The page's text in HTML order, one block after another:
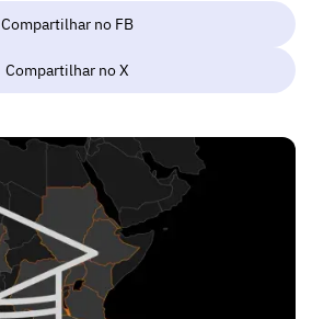
Compartilhar no FB
Compartilhar no X